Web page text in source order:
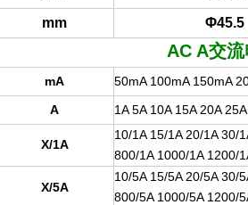
mm Φ45.5
AC A交流
mA
50mA 100mA 150mA
A
1A 5A 10A 15A 20A
X/1A
10/1A 15/1A 20/1A 30/
800/1A 1000/1A 1200/
X/5A
10/5A 15/5A 20/5A 30/
800/5A 1000/5A 1200/